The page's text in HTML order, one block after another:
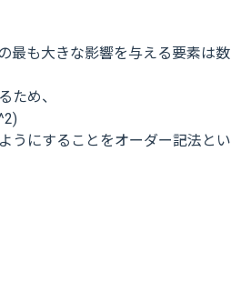
最も大きな影響を与える要素は数
ため、
うにすることをオーダー記法とい